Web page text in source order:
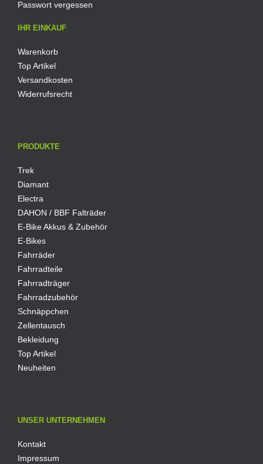
Passwort vergessen
IHR EINKAUF
Warenkorb
Top Artikel
Versandkosten
Widerrufsrecht
PRODUKTE
Trek
Diamant
Electra
DAHON / BBF Falträder
E-Bike Akkus & Zubehör
E-Bikes
Fahrräder
Fahrradteile
Fahrradträger
Fahrradzubehör
Schnäppchen
Zellentausch
Bekleidung
Top Artikel
Neuheiten
UNSER UNTERNEHMEN
Kontakt
Impressum